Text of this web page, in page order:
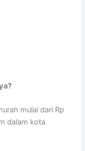
mulai dari Rp
dalam kota